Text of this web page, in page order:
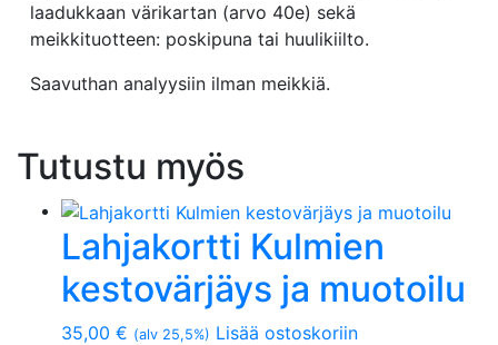
laadukkaan värikartan (arvo 40e) sekä
meikkituotteen: poskipuna tai huulikiilto.
Saavuthan analyysiin ilman meikkiä.
Tutustu myös
Lahjakortti Kulmien
kestovärjäys ja muotoilu
35,00 € (alv 25,5%) Lisää ostoskoriin